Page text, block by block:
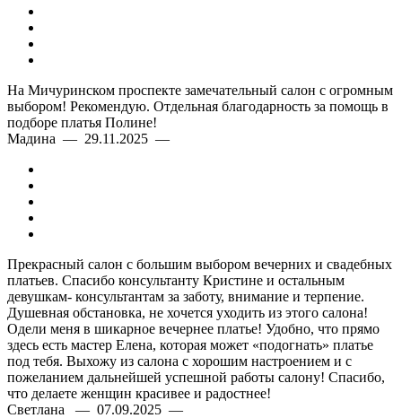
На Мичуринском проспекте замечательный салон с огромным
выбором! Рекомендую. Отдельная благодарность за помощь в
подборе платья Полине!
Мадина — 29.11.2025 —
Прекрасный салон с большим выбором вечерних и свадебных
платьев. Спасибо консультанту Кристине и остальным
девушкам- консультантам за заботу, внимание и терпение.
Душевная обстановка, не хочется уходить из этого салона!
Одели меня в шикарное вечернее платье! Удобно, что прямо
здесь есть мастер Елена, которая может «подогнать» платье
под тебя. Выхожу из салона с хорошим настроением и с
пожеланием дальнейшей успешной работы салону! Спасибо,
что делаете женщин красивее и радостнее!
Светлана — 07.09.2025 —